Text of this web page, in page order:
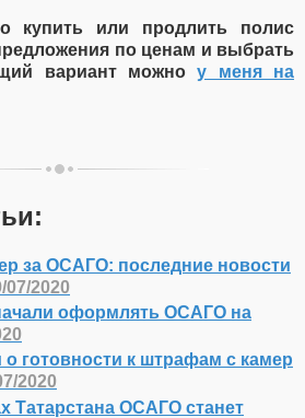
купить или продлить полис
по ценам и выбрать
вариант можноу меня на
за ОСАГО: последние новости
07/2020
оформлять ОСАГО на
готовности к штрафам с камер
2020
Татарстана ОСАГО станет